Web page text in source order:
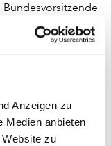
Anzeigen zu
Medien anbieten
zu
(dbv): »Digitale
erleichtern.
Risiken wie
mit Blick auf
Beitrag: